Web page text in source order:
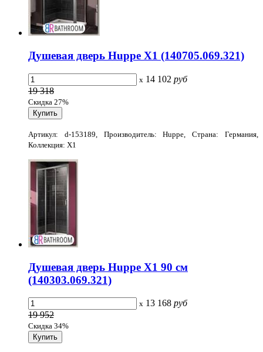
Душевая дверь Huppe X1 (140705.069.321)
x 14 102 руб
19 318
Скидка 27%
Артикул: d-153189, Производитель: Huppe, Страна: Германия,
Коллекция: X1
Душевая дверь Huppe X1 90 см
(140303.069.321)
x 13 168 руб
19 952
Скидка 34%